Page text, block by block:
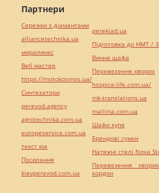
Партнери
Сережки з діамантами
alliancetechnika.ua
миралинкс
Веб мастер
https://motokosmos.ua/
Синтезатори
perevod.agency
agrotechnika.com.ua
europeservice.com.ua
текст юа
Посилання
kievperevod.com.ua
pereklad.ua
Підготовка до НМТ /
Винна шафа
Перевезення хворих
hospice-life.com.ua/
mk-translations.ua
maltina.com.ua
Шафи купе
Брендові сумки
Натяжні стелі Nova
Перевезення
кордон